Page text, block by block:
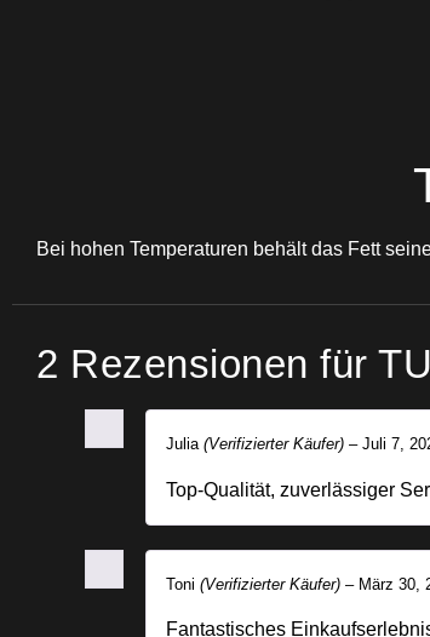
Bei hohen Temperaturen behält das Fett
2 Rezensionen für
Julia (Verifizierter Käufer) – Juli 7,
Top-Qualität, zuverlässiger
Toni (Verifizierter Käufer) – März 30,
Fantastisches